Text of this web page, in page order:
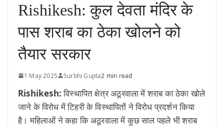
Rishikesh: कुल देवता मंदिर के
पास शराब का ठेका खोलने को
तैयार सरकार
1 May 2025 Surbhi Gupta2 min read
Rishikesh:विस्थापित क्षेत्र अठूरवाला में शराब का ठेका खोले
जाने के विरोध में टिहरी के विस्थापितों ने विरोध प्रदर्शन किया
है। महिलाओं ने कहा कि अठूरवाला में कुछ साल पहले भी शराब